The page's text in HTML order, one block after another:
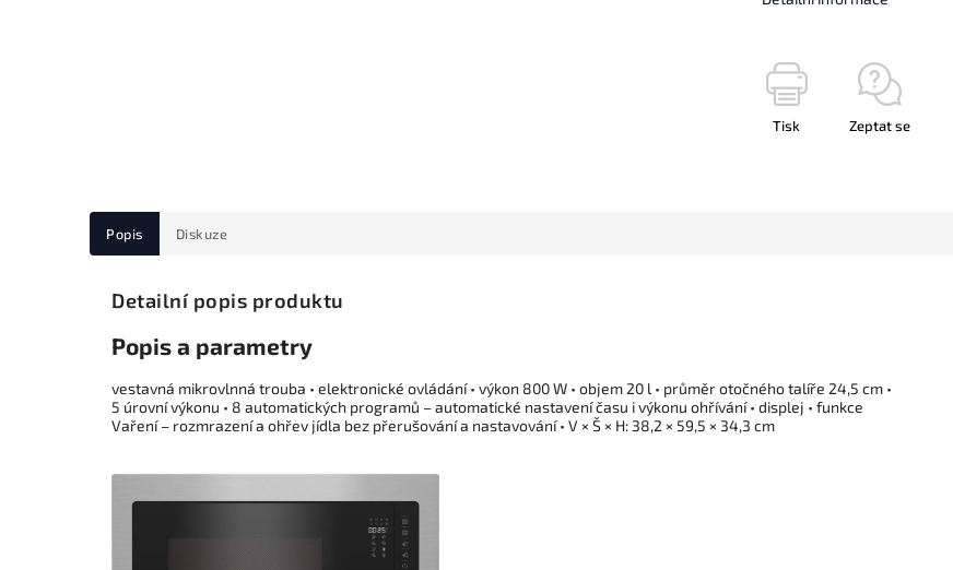
Tisk Zeptat se
Popis Diskuze
Detailní popis produktu
Popis a parametry
vestavná mikrovlnná trouba • elektronické ovládání • výkon 800 W • objem 20 l • průměr otočného talíře 24,5 cm •
5 úrovní výkonu • 8 automatických programů – automatické nastavení času i výkonu ohřívání • displej • funkce
Vaření – rozmrazení a ohřev jídla bez přerušování a nastavování • V × Š × H: 38,2 × 59,5 × 34,3 cm